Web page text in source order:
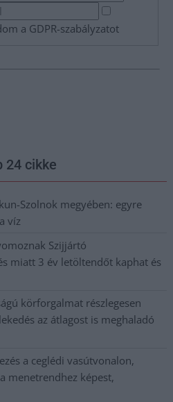
a GDPR-szabályzatot
24 cikke
Szolnok megyében: egyre
víz
Szijjártó
miatt 3 év letöltendőt kaphat és
körforgalmat részlegesen
az átlagost is meghaladó
a ceglédi vasútvonalon,
menetrendhez képest,